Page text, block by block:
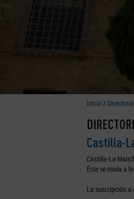
Inicio /
Castilla-
Castilla-La
Éste se envía a
La suscripción